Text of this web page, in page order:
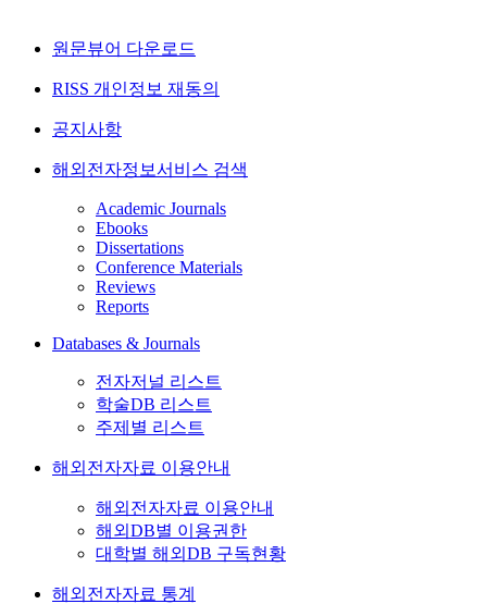
원문뷰어 다운로드
RISS 개인정보 재동의
공지사항
해외전자정보서비스 검색
Academic Journals
Ebooks
Dissertations
Conference Materials
Reviews
Reports
Databases & Journals
전자저널 리스트
학술DB 리스트
주제별 리스트
해외전자자료 이용안내
해외전자자료 이용안내
해외DB별 이용권한
대학별 해외DB 구독현황
해외전자자료 통계